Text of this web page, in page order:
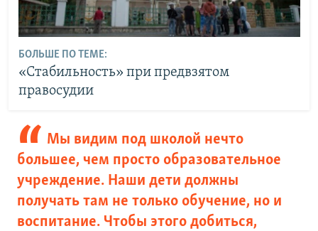
БОЛЬШЕ ПО ТЕМЕ:
«Стабильность» при предвзятом
правосудии
Мы видим под школой нечто
большее, чем просто образовательное
учреждение. Наши дети должны
получать там не только обучение, но и
воспитание. Чтобы этого добиться,